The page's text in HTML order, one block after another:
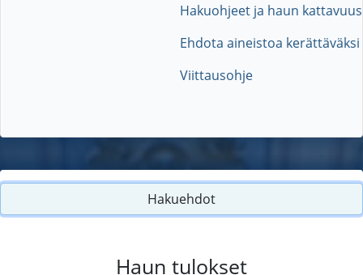
Hakuohjeet ja haun kattavuus
Ehdota aineistoa kerättäväksi
Viittausohje
Hakuehdot
Haun tulokset